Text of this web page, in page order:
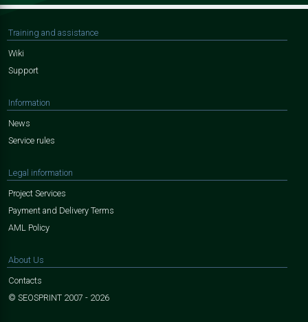
Training and assistance
Wiki
Support
Information
News
Service rules
Legal information
Project Services
Payment and Delivery Terms
AML Policy
About Us
Contacts
© SEOSPRINT 2007 - 2026